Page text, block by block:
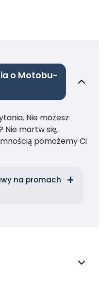
o Motobu-
Nie możesz
Nie martw się,
pomożemy Ci
na promach